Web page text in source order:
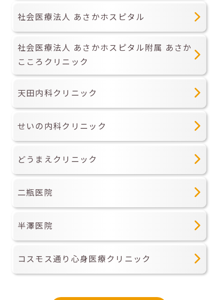
社会医療法人 あさかホスピタル
社会医療法人 あさかホスピタル附属 あさか
こころクリニック
天田内科クリニック
せいの内科クリニック
どうまえクリニック
二瓶医院
半澤医院
コスモス通り心身医療クリニック